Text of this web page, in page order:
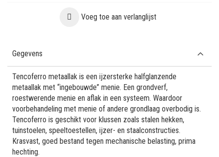
Voeg toe aan verlanglijst
Gegevens
Tencoferro metaallak is een ijzersterke halfglanzende
metaallak met “ingebouwde” menie. Een grondverf,
roestwerende menie en aflak in een systeem. Waardoor
voorbehandeling met menie of andere grondlaag overbodig is.
Tencoferro is geschikt voor klussen zoals stalen hekken,
tuinstoelen, speeltoestellen, ijzer- en staalconstructies.
Krasvast, goed bestand tegen mechanische belasting, prima
hechting.